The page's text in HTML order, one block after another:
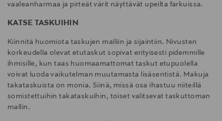
vaaleanharmaa ja pirteät värit näyttävät upeilta farkuissa.
KATSE TASKUIHIN
Kiinnitä huomiota taskujen malliin ja sijaintiin. Nivusten
korkeudella olevat etutaskut sopivat erityisesti pidemmille
ihmisille, kun taas huomaamattomat taskut etupuolella
voivat luoda vaikutelman muutamasta lisäsentistä. Makuja
takataskuista on monia. Siinä, missä osa ihastuu niiteillä
somistettuihin takataskuihin, toiset valitsevat taskuttoman
mallin.